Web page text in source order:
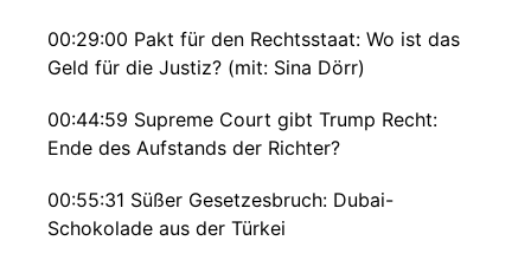
00:29:00 Pakt für den Rechtsstaat: Wo ist das
Geld für die Justiz? (mit: Sina Dörr)
00:44:59 Supreme Court gibt Trump Recht:
Ende des Aufstands der Richter?
00:55:31 Süßer Gesetzesbruch: Dubai-
Schokolade aus der Türkei